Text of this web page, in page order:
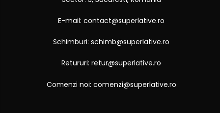
E-mail: contact@superlative.ro
Schimburi: schimb@superlative.ro
Retururi: retur@superlative.ro
Comenzi noi: comenzi@superlative.ro